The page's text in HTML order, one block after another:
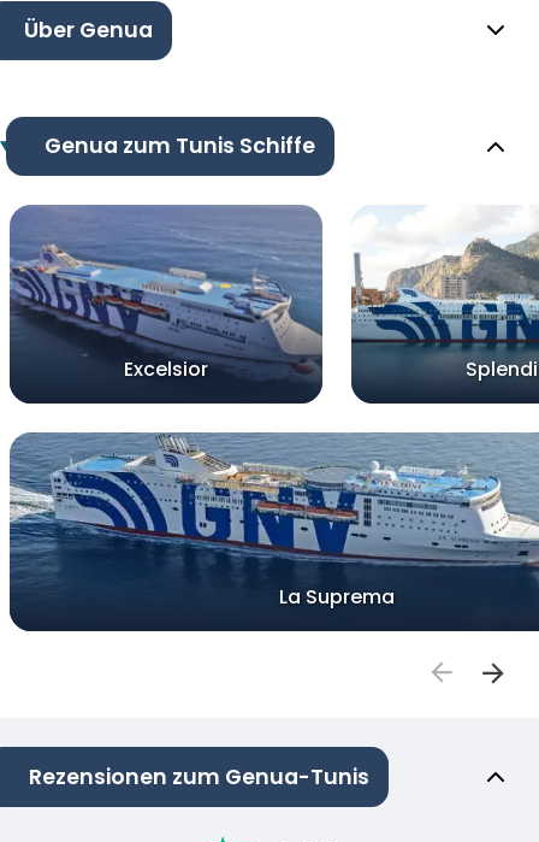
Über Genua
Genua zum Tunis Schiffe
Excelsior
La Suprema
Rezensionen zum Genua-Tunis